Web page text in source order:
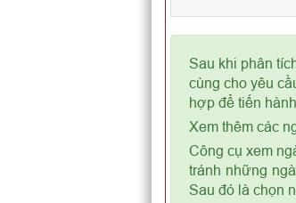
Sau khi phân
cùng cho yêu
hợp để tiến
Xem thêm các
Công cụ xem
tránh những
Sau đó là chọn